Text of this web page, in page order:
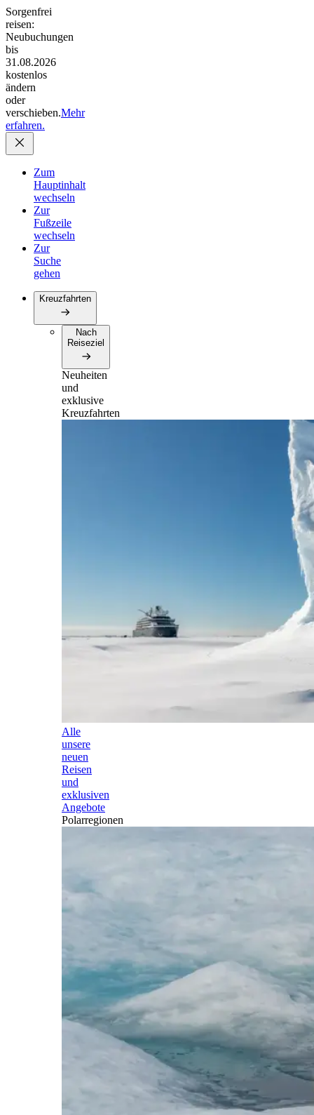
Sorgenfrei
reisen:
Neubuchungen
bis
31.08.2026
kostenlos
ändern
oder
verschieben.Mehr
erfahren.
Zum
Hauptinhalt
wechseln
Zur
Fußzeile
wechseln
Zur
Suche
gehen
Kreuzfahrten
Nach
Reiseziel
Neuheiten
und
exklusive
Kreuzfahrten
Alle
unsere
neuen
Reisen
und
exklusiven
Angebote
Polarregionen